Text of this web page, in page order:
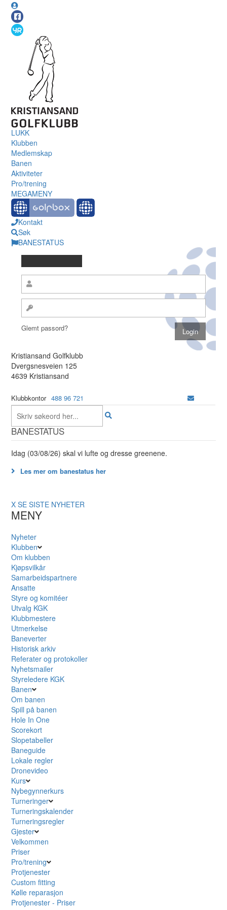
LUKK
Klubben
Medlemskap
Banen
Aktiviteter
Pro/trening
MEGAMENY
Kontakt
Søk
BANESTATUS
Glemt passord?
Kristiansand Golfklubb
Dvergsnesveien 125
4639 Kristiansand
Klubbkontor 488 96 721
BANESTATUS
Idag (03/08/26) skal vi lufte og dresse greenene.
Les mer om banestatus her
X SE SISTE NYHETER
MENY
Nyheter
Klubben
Om klubben
Kjøpsvilkår
Samarbeidspartnere
Ansatte
Styre og komitéer
Utvalg KGK
Klubbmestere
Utmerkelse
Baneverter
Historisk arkiv
Referater og protokoller
Nyhetsmailer
Styreledere KGK
Banen
Om banen
Spill på banen
Hole In One
Scorekort
Slopetabeller
Baneguide
Lokale regler
Dronevideo
Kurs
Nybegynnerkurs
Turneringer
Turneringskalender
Turneringsregler
Gjester
Velkommen
Priser
Pro/trening
Protjenester
Custom fitting
Kølle reparasjon
Protjenester - Priser